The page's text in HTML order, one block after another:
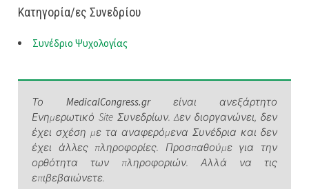
Κατηγορία/ες Συνεδρίου
Συνέδριο Ψυχολογίας
ΤοMedicalCongress.grείναι ανεξάρτητο
Ενημερωτικό Site Συνεδρίων. Δεν διοργανώνει, δεν
έχει σχέση με τα αναφερόμενα Συνέδρια και δεν
έχει άλλες πληροφορίες. Προσπαθούμε για την
ορθότητα των πληροφοριών. Αλλά να τις
επιβεβαιώνετε.